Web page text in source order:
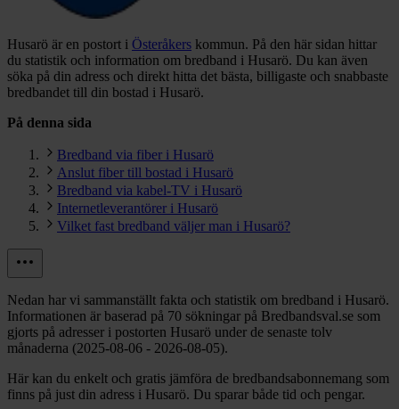
Husarö är en postort i Österåkers kommun. På den här sidan hittar
du statistik och information om bredband i Husarö. Du kan även
söka på din adress och direkt hitta det bästa, billigaste och snabbaste
bredbandet till din bostad i Husarö.
På denna sida
Bredband via fiber i Husarö
Anslut fiber till bostad i Husarö
Bredband via kabel-TV i Husarö
Internetleverantörer i Husarö
Vilket fast bredband väljer man i Husarö?
Nedan har vi sammanställt fakta och statistik om bredband i Husarö.
Informationen är baserad på 70 sökningar på Bredbandsval.se som
gjorts på adresser i postorten Husarö under de senaste tolv
månaderna (2025-08-06 - 2026-08-05).
Här kan du enkelt och gratis jämföra de bredbandsabonnemang som
finns på just din adress i Husarö. Du sparar både tid och pengar.